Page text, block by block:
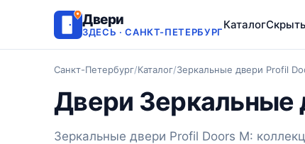
Двери
ЗДЕСЬ · САНКТ-ПЕТЕРБУРГ
Каталог
Санкт-Петербург/Каталог/Зеркальные двери Profil
Двери Зеркальные
Зеркальные двери Profil Doors M: